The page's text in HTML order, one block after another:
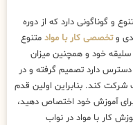
و گوناگونی دارد که از دوره
وتخصصی کار با مواد متنوع
خود و همچنین میزان
دسترس دارد تصمیم گرفته و در
کند. بنابراین اولین قدم
آموزش خود اختصاص دهید،
کار با مواد در نواب